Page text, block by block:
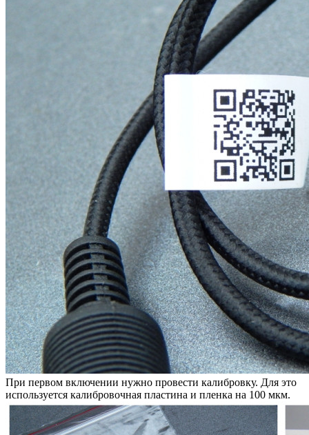
При первом включении нужно провести калибровку. Для это
используется калибровочная пластина и пленка на 100 мкм.